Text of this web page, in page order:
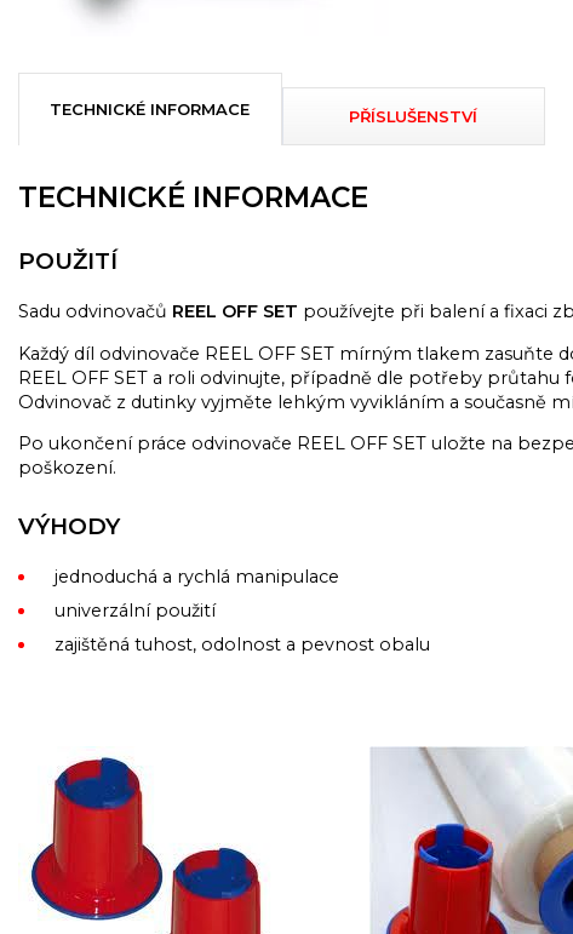
TECHNICKÉ INFORMACE PŘÍSLUŠENSTVÍ
TECHNICKÉ INFORMACE
POUŽITÍ
Sadu odvinovačů REEL OFF SET používejte při balení a fixaci
Každý díl odvinovače REEL OFF SET mírným tlakem zasuňte
REEL OFF SET a roli odvinujte, případně dle potřeby
Odvinovač z dutinky vyjměte lehkým vyvikláním a současně
Po ukončení práce odvinovače REEL OFF SET uložte na
poškození.
VÝHODY
jednoduchá a rychlá manipulace
univerzální použití
zajištěná tuhost, odolnost a pevnost obalu